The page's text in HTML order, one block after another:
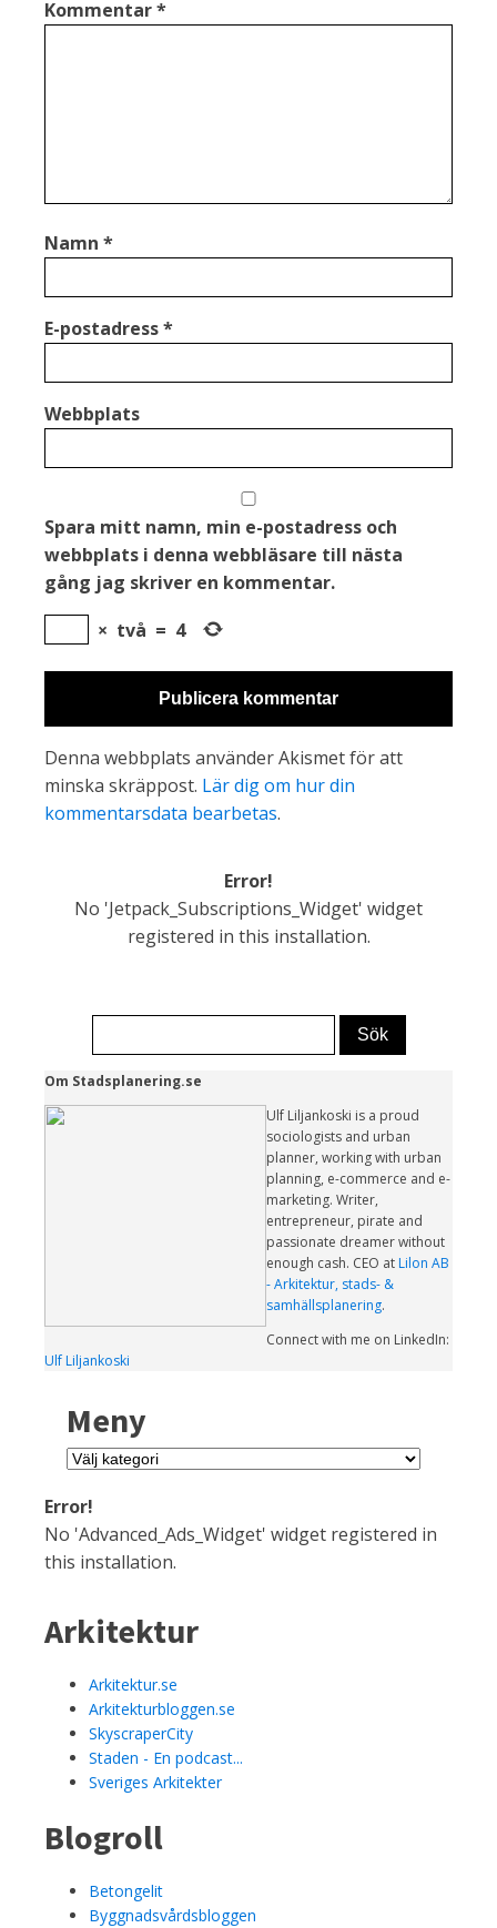
Kommentar*
Namn *
E-postadress*
Webbplats
Spara mitt namn, min e-postadress och
webbplats i denna webbläsare till nästa
gång jag skriver en kommentar.
× två = 4
Denna webbplats använder Akismet för att
minska skräppost. Lär dig om hur din
kommentarsdata bearbetas.
Error!
No 'Jetpack_Subscriptions_Widget' widget
registered in this installation.
Om Stadsplanering.se
Ulf Liljankoski is a proud
sociologists and urban
planner, working with urban
planning, e-commerce and e-
marketing. Writer,
entrepreneur, pirate and
passionate dreamer without
enough cash. CEO at Lilon AB
- Arkitektur, stads- &
samhällsplanering.
Connect with me on LinkedIn:
Ulf Liljankoski
Meny
Meny
Error!
No 'Advanced_Ads_Widget' widget registered in
this installation.
Arkitektur
Arkitektur.se
Arkitekturbloggen.se
SkyscraperCity
Staden - En podcast...
Sveriges Arkitekter
Blogroll
Betongelit
Byggnadsvårdsbloggen